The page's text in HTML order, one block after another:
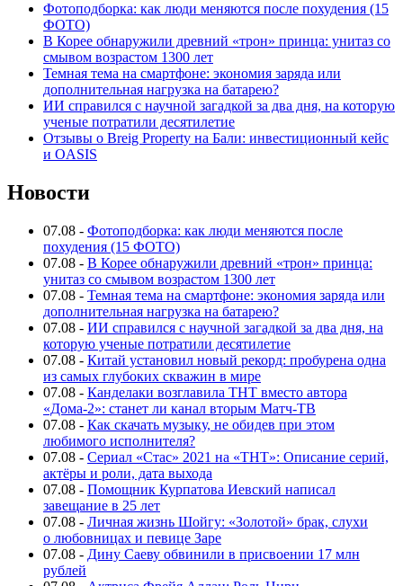
Фотоподборка: как люди меняются после похудения (15
ФОТО)
В Корее обнаружили древний «трон» принца: унитаз со
смывом возрастом 1300 лет
Темная тема на смартфоне: экономия заряда или
дополнительная нагрузка на батарею?
ИИ справился с научной загадкой за два дня, на которую
ученые потратили десятилетие
Отзывы о Breig Property на Бали: инвестиционный кейс
и OASIS
Новости
07.08 - Фотоподборка: как люди меняются после
похудения (15 ФОТО)
07.08 - В Корее обнаружили древний «трон» принца:
унитаз со смывом возрастом 1300 лет
07.08 - Темная тема на смартфоне: экономия заряда или
дополнительная нагрузка на батарею?
07.08 - ИИ справился с научной загадкой за два дня, на
которую ученые потратили десятилетие
07.08 - Китай установил новый рекорд: пробурена одна
из самых глубоких скважин в мире
07.08 - Канделаки возглавила ТНТ вместо автора
«Дома-2»: станет ли канал вторым Матч-ТВ
07.08 - Как скачать музыку, не обидев при этом
любимого исполнителя?
07.08 - Сериал «Стас» 2021 на «ТНТ»: Описание серий,
актёры и роли, дата выхода
07.08 - Помощник Курпатова Иевский написал
завещание в 25 лет
07.08 - Личная жизнь Шойгу: «Золотой» брак, слухи
о любовницах и певице Заре
07.08 - Дину Саеву обвинили в присвоении 17 млн
рублей